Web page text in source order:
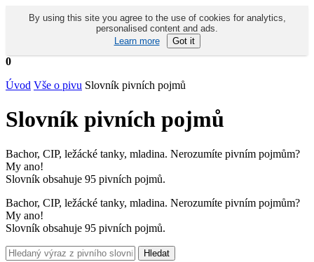
By using this site you agree to the use of cookies for analytics,
personalised content and ads.
Learn more
Got it
0
Úvod Vše o pivu Slovník pivních pojmů
Slovník pivních pojmů
Bachor, CIP, ležácké tanky, mladina. Nerozumíte pivním pojmům?
My ano!
Slovník obsahuje 95 pivních pojmů.
Bachor, CIP, ležácké tanky, mladina. Nerozumíte pivním pojmům?
My ano!
Slovník obsahuje 95 pivních pojmů.